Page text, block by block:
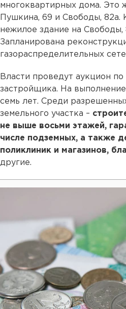
многоквартирных дома. Это
Пушкина, 69 и Свободы, 82а.
нежилое здание на Свободы,
Запланирована
газораспределительных
Власти проведут аукцион
застройщика. На
семь лет. Среди
земельного участка –
не выше восьми этажей,
числе подземных, а также
поликлиник и магазинов,
другие.